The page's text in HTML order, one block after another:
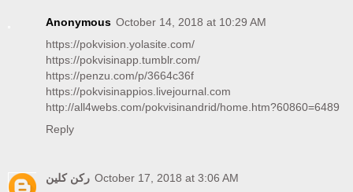
Anonymous October 14, 2018 at 10:29 AM
https://pokvision.yolasite.com/
https://pokvisinapp.tumblr.com/
https://penzu.com/p/3664c36f
https://pokvisinappios.livejournal.com
http://all4webs.com/pokvisinandrid/home.htm?60860=6489
Reply
ركن كلين October 17, 2018 at 3:06 AM